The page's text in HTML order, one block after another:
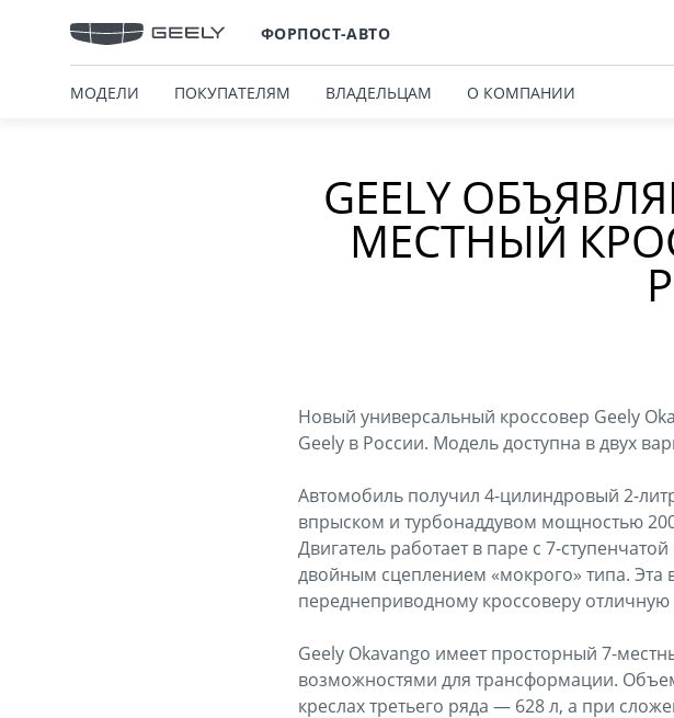
ФОРПОСТ-АВТО
МОДЕЛИ ПОКУПАТЕЛЯМ ВЛАДЕЛЬЦАМ О КОМПАНИИ
GEELY
МЕСТНЫЙ
Новый универсальный кроссовер Geely
Geely в России. Модель доступна в двух
Автомобиль получил 4-цилиндровый 2-
впрыском и турбонаддувом мощностью
Двигатель работает в паре с 7-
двойным сцеплением «мокрого» типа. Эта
переднеприводному кроссоверу
Geely Okavango имеет просторный 7-
возможностями для трансформации.
креслах третьего ряда — 628 л, а при